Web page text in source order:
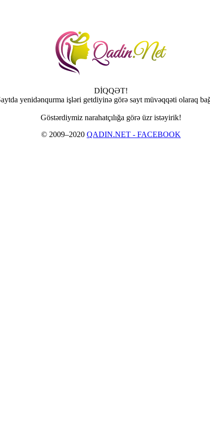
DİQQƏT!
yenidənqurma işləri getdiyinə görə sayt müvəqqəti olaraq
Göstərdiymiz narahatçılığa görə üzr istəyirik!
© 2009–2020 QADIN.NET - FACEBOOK